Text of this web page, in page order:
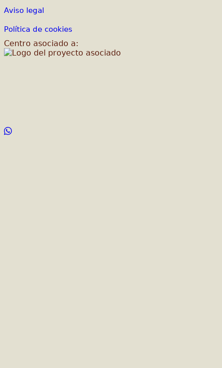
Aviso legal
Política de cookies
Centro asociado a: